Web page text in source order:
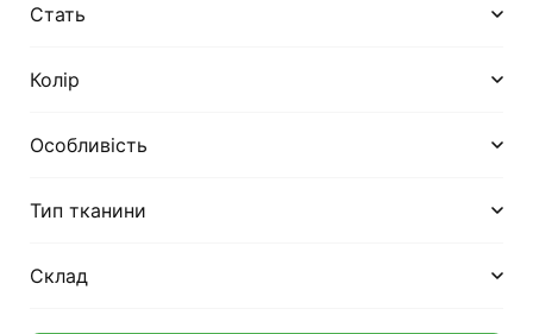
Стать
Колір
Особливість
Тип тканини
Склад